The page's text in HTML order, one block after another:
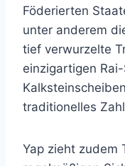
Föderierten
unter anderem
tief verwurzelte
einzigartigen
traditionelles
Yap zieht zudem